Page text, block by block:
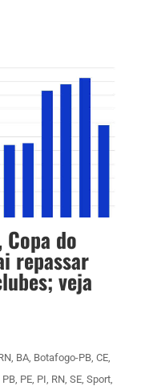
do
repassar
veja
, BA, Botafogo-PB, CE,
PB, PE, PI, RN, SE, Sport,